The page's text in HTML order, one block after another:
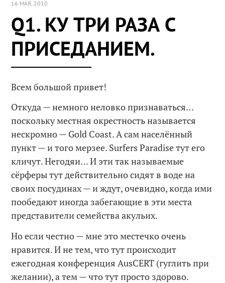
16 МАЯ, 2010
Q1. КУ ТРИ РАЗА С
ПРИСЕДАНИЕМ.
Всем большой привет!
Откуда — немного неловко признаваться…
поскольку местная окрестность называется
нескромно — Gold Coast. А сам населённый
пункт — и того мерзее. Surfers Paradise тут его
кличут. Негодяи… И эти так называемые
сёрферы тут действительно сидят в воде на
своих посудинах — и ждут, очевидно, когда ими
пообедают иногда забегающие в эти места
представители семейства акульих.
Но если честно — мне это местечко очень
нравится. И не тем, что тут происходит
ежегодная конференция AusCERT (гуглить при
желании), а тем — что тут просто здорово.